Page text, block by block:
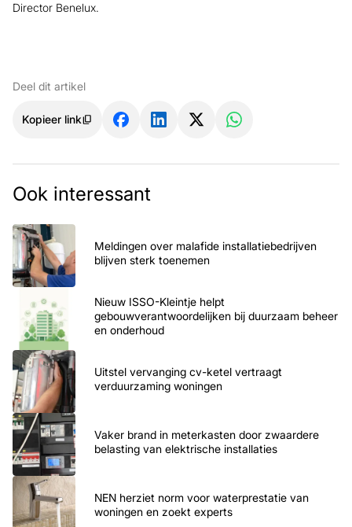
Director Benelux.
Deel dit artikel
Kopieer link
Ook interessant
Meldingen over malafide installatiebedrijven
blijven sterk toenemen
Nieuw ISSO-Kleintje helpt
gebouwverantwoordelijken bij duurzaam beheer
en onderhoud
Uitstel vervanging cv-ketel vertraagt
verduurzaming woningen
Vaker brand in meterkasten door zwaardere
belasting van elektrische installaties
NEN herziet norm voor waterprestatie van
woningen en zoekt experts